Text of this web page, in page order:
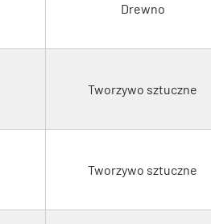
Drewno
Tworzywo sztuczne
Tworzywo sztuczne